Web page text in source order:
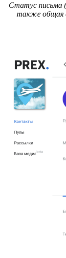
Статус письма
также общая